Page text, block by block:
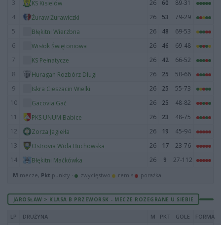
3
KS Kisielów 26 60
89-31
4
Żuraw Żurawiczki 26 53
79-29
5
Błękitni Wierzbna 26 48
69-53
6
Wisłok Świętoniowa 26 46
69-48
7
KS Pełnatycze 26 42
66-52
8
Huragan Rozbórz Długi 26 25
50-66
9
Iskra Cieszacin Wielki 26 25
55-73
10
Gacovia Gać 26 25
48-82
11
PKS UNUM Babice 26 23
48-75
12
Zorza Jagiełła 26 19
45-94
13
Ostrovia Wola Buchowska 26 17
23-76
14
Błękitni Maćkówka 26 9 27-112
M mecze, Pkt punkty · zwycięstwo remis porażka
JAROSŁAW > KLASA B PRZEWORSK - MECZE ROZEGRANE U SIEBIE
LP DRUŻYNA M PKT GOLE FORMA